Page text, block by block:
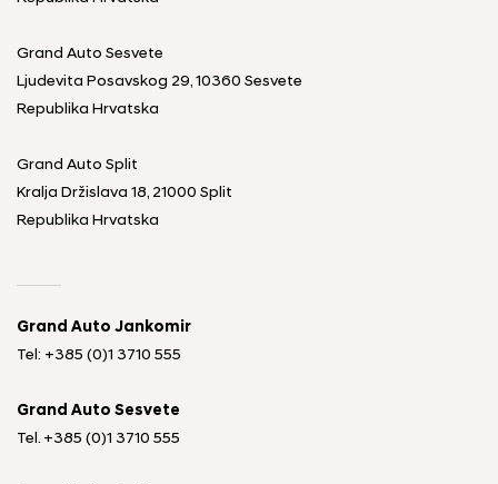
Grand Auto Sesvete
Ljudevita Posavskog 29, 10360 Sesvete
Republika Hrvatska
Grand Auto Split
Kralja Držislava 18, 21000 Split
Republika Hrvatska
Grand Auto Jankomir
Tel: +385 (0)1 3710 555
Grand Auto Sesvete
Tel. +385 (0)1 3710 555